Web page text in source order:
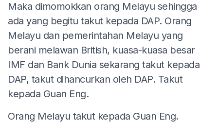
Maka dimomokkan orang Melayu sehingga
ada yang begitu takut kepada DAP. Orang
Melayu dan pemerintahan Melayu yang
berani melawan British, kuasa-kuasa besar
IMF dan Bank Dunia sekarang takut kepada
DAP, takut dihancurkan oleh DAP. Takut
kepada Guan Eng.
Orang Melayu takut kepada Guan Eng.